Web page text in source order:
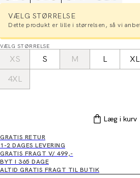
VÆLG STØRRELSE
Dette produkt er lille i størrelsen, så vi
VÆLG STØRRELSE
XS S M L XL
4XL
Læg i kurv
GRATIS RETUR
1-2 DAGES LEVERING
GRATIS FRAGT V/ 499,-
BYT I 365 DAGE
ALTID GRATIS FRAGT TIL BUTIK